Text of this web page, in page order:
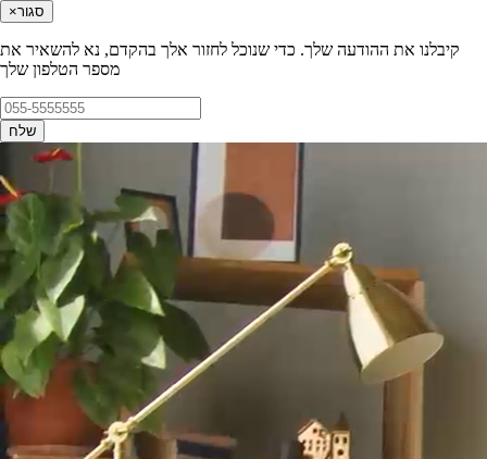
×סגור
קיבלנו את ההודעה שלך. כדי שנוכל לחזור אלך בהקדם, נא להשאיר את
מספר הטלפון שלך
שלח